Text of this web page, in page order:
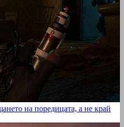
на поредицата, а не край